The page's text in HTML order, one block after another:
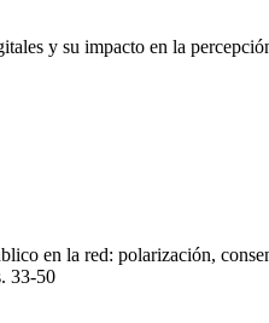
y su impacto en la
en la red: polarización,
33-50